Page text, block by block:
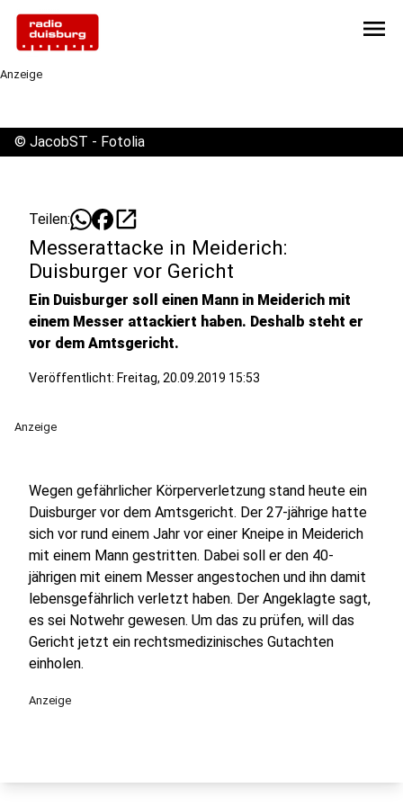
menu
Anzeige
© JacobST - Fotolia
Teilen: open_in_new
Messerattacke in Meiderich:
Duisburger vor Gericht
Ein Duisburger soll einen Mann in Meiderich mit
einem Messer attackiert haben. Deshalb steht er
vor dem Amtsgericht.
Veröffentlicht: Freitag, 20.09.2019 15:53
Anzeige
Wegen gefährlicher Körperverletzung stand heute ein
Duisburger vor dem Amtsgericht. Der 27-jährige hatte
sich vor rund einem Jahr vor einer Kneipe in Meiderich
mit einem Mann gestritten. Dabei soll er den 40-
jährigen mit einem Messer angestochen und ihn damit
lebensgefährlich verletzt haben. Der Angeklagte sagt,
es sei Notwehr gewesen. Um das zu prüfen, will das
Gericht jetzt ein rechtsmedizinisches Gutachten
einholen.
Anzeige